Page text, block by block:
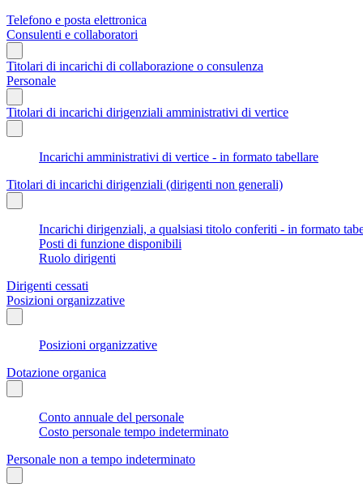
Telefono e posta elettronica
Consulenti e collaboratori
Titolari di incarichi di collaborazione o consulenza
Personale
Titolari di incarichi dirigenziali amministrativi di vertice
Incarichi amministrativi di vertice - in formato tabellare
Titolari di incarichi dirigenziali (dirigenti non generali)
Incarichi dirigenziali, a qualsiasi titolo conferiti - in formato
Posti di funzione disponibili
Ruolo dirigenti
Dirigenti cessati
Posizioni organizzative
Posizioni organizzative
Dotazione organica
Conto annuale del personale
Costo personale tempo indeterminato
Personale non a tempo indeterminato